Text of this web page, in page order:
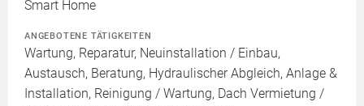
Smart Home
ANGEBOTENE TÄTIGKEITEN
Wartung, Reparatur, Neuinstallation / Einbau,
Austausch, Beratung, Hydraulischer Abgleich, Anlage &
Installation, Reinigung / Wartung, Dach Vermietung /